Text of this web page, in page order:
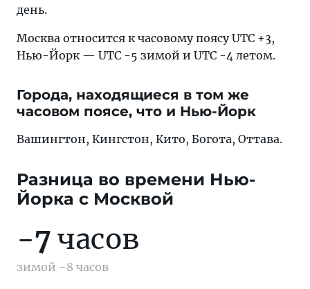
день.
Москва относится к часовому поясу UTC +3,
Нью-Йорк — UTC -5 зимой и UTC -4 летом.
Города, находящиеся в том же
часовом поясе, что и Нью-Йорк
Вашингтон, Кингстон, Кито, Богота, Оттава.
Разница во времени Нью-
Йорка c Москвой
−7 часов
зимой −8 часов